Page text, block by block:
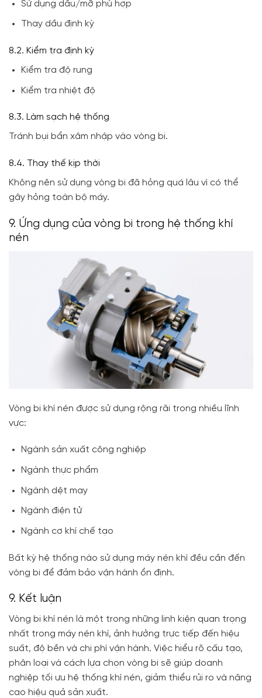
Sử dụng dầu/mỡ phù hợp
Thay dầu định kỳ
8.2. Kiểm tra định kỳ
Kiểm tra độ rung
Kiểm tra nhiệt độ
8.3. Làm sạch hệ thống
Tránh bụi bẩn xâm nhập vào vòng bi.
8.4. Thay thế kịp thời
Không nên sử dụng vòng bi đã hỏng quá lâu vì có thể
gây hỏng toàn bộ máy.
9. Ứng dụng của vòng bi trong hệ thống khí
nén
Vòng bi khí nén được sử dụng rộng rãi trong nhiều lĩnh
vực:
Ngành sản xuất công nghiệp
Ngành thực phẩm
Ngành dệt may
Ngành điện tử
Ngành cơ khí chế tạo
Bất kỳ hệ thống nào sử dụng máy nén khí đều cần đến
vòng bi để đảm bảo vận hành ổn định.
9. Kết luận
Vòng bi khí nén là một trong những linh kiện quan trọng
nhất trong máy nén khí, ảnh hưởng trực tiếp đến hiệu
suất, độ bền và chi phí vận hành. Việc hiểu rõ cấu tạo,
phân loại và cách lựa chọn vòng bi sẽ giúp doanh
nghiệp tối ưu hệ thống khí nén, giảm thiểu rủi ro và nâng
cao hiệu quả sản xuất.